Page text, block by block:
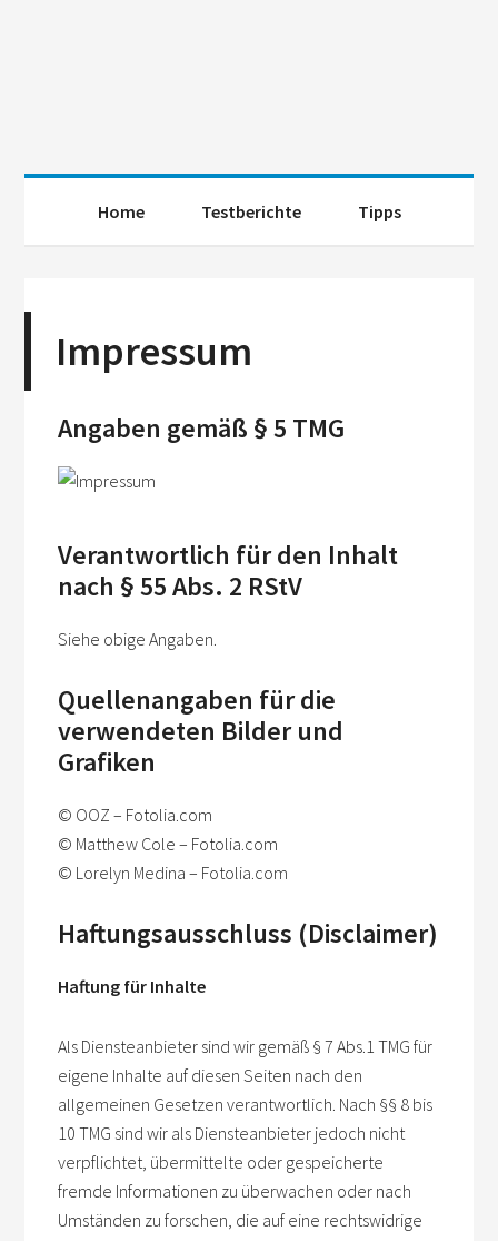
Home Testberichte Tipps
Impressum
Angaben gemäß § 5 TMG
Verantwortlich für den Inhalt
nach § 55 Abs. 2 RStV
Siehe obige Angaben.
Quellenangaben für die
verwendeten Bilder und
Grafiken
© OOZ – Fotolia.com
© Matthew Cole – Fotolia.com
© Lorelyn Medina – Fotolia.com
Haftungsausschluss (Disclaimer)
Haftung für Inhalte
Als Diensteanbieter sind wir gemäß § 7 Abs.1 TMG für
eigene Inhalte auf diesen Seiten nach den
allgemeinen Gesetzen verantwortlich. Nach §§ 8 bis
10 TMG sind wir als Diensteanbieter jedoch nicht
verpflichtet, übermittelte oder gespeicherte
fremde Informationen zu überwachen oder nach
Umständen zu forschen, die auf eine rechtswidrige